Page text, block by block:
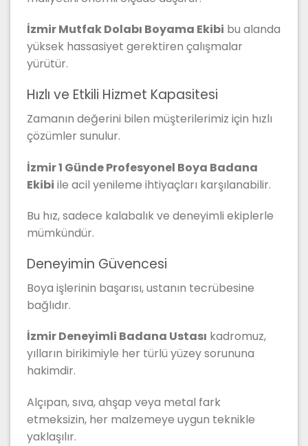
İzmir Mutfak Dolabı Boyama Ekibi bu alanda
yüksek hassasiyet gerektiren çalışmalar
yürütür.
Hızlı ve Etkili Hizmet Kapasitesi
Zamanın değerini bilen müşterilerimiz için hızlı
çözümler sunulur.
İzmir 1 Günde Profesyonel Boya Badana
Ekibi ile acil yenileme ihtiyaçları karşılanabilir.
Bu hız, sadece kalabalık ve deneyimli ekiplerle
mümkündür.
Deneyimin Güvencesi
Boya işlerinin başarısı, ustanın tecrübesine
bağlıdır.
İzmir Deneyimli Badana Ustası kadromuz,
yılların birikimiyle her türlü yüzey sorununa
hakimdir.
Alçıpan, sıva, ahşap veya metal fark
etmeksizin, her malzemeye uygun teknikle
yaklaşılır.